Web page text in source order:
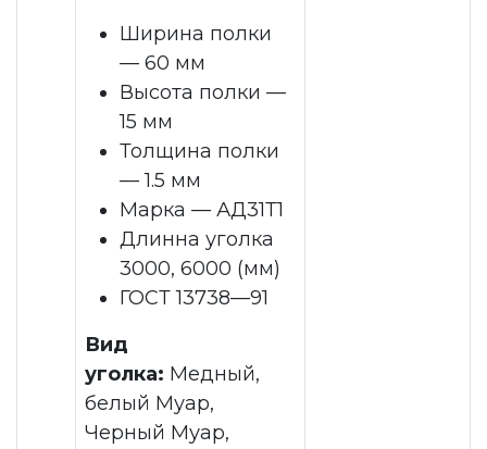
Ширина полки
— 60 мм
Высота полки —
15 мм
Толщина полки
— 1.5 мм
Марка — АД31Т1
Длинна уголка
3000, 6000 (мм)
ГОСТ 13738—91
Вид
уголка: Медный,
белый Муар,
Черный Муар,